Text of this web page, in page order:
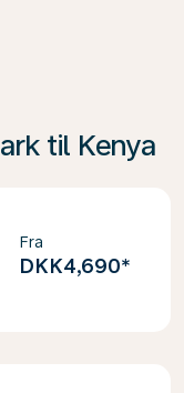
til Kenya
Fra
DKK4,690*